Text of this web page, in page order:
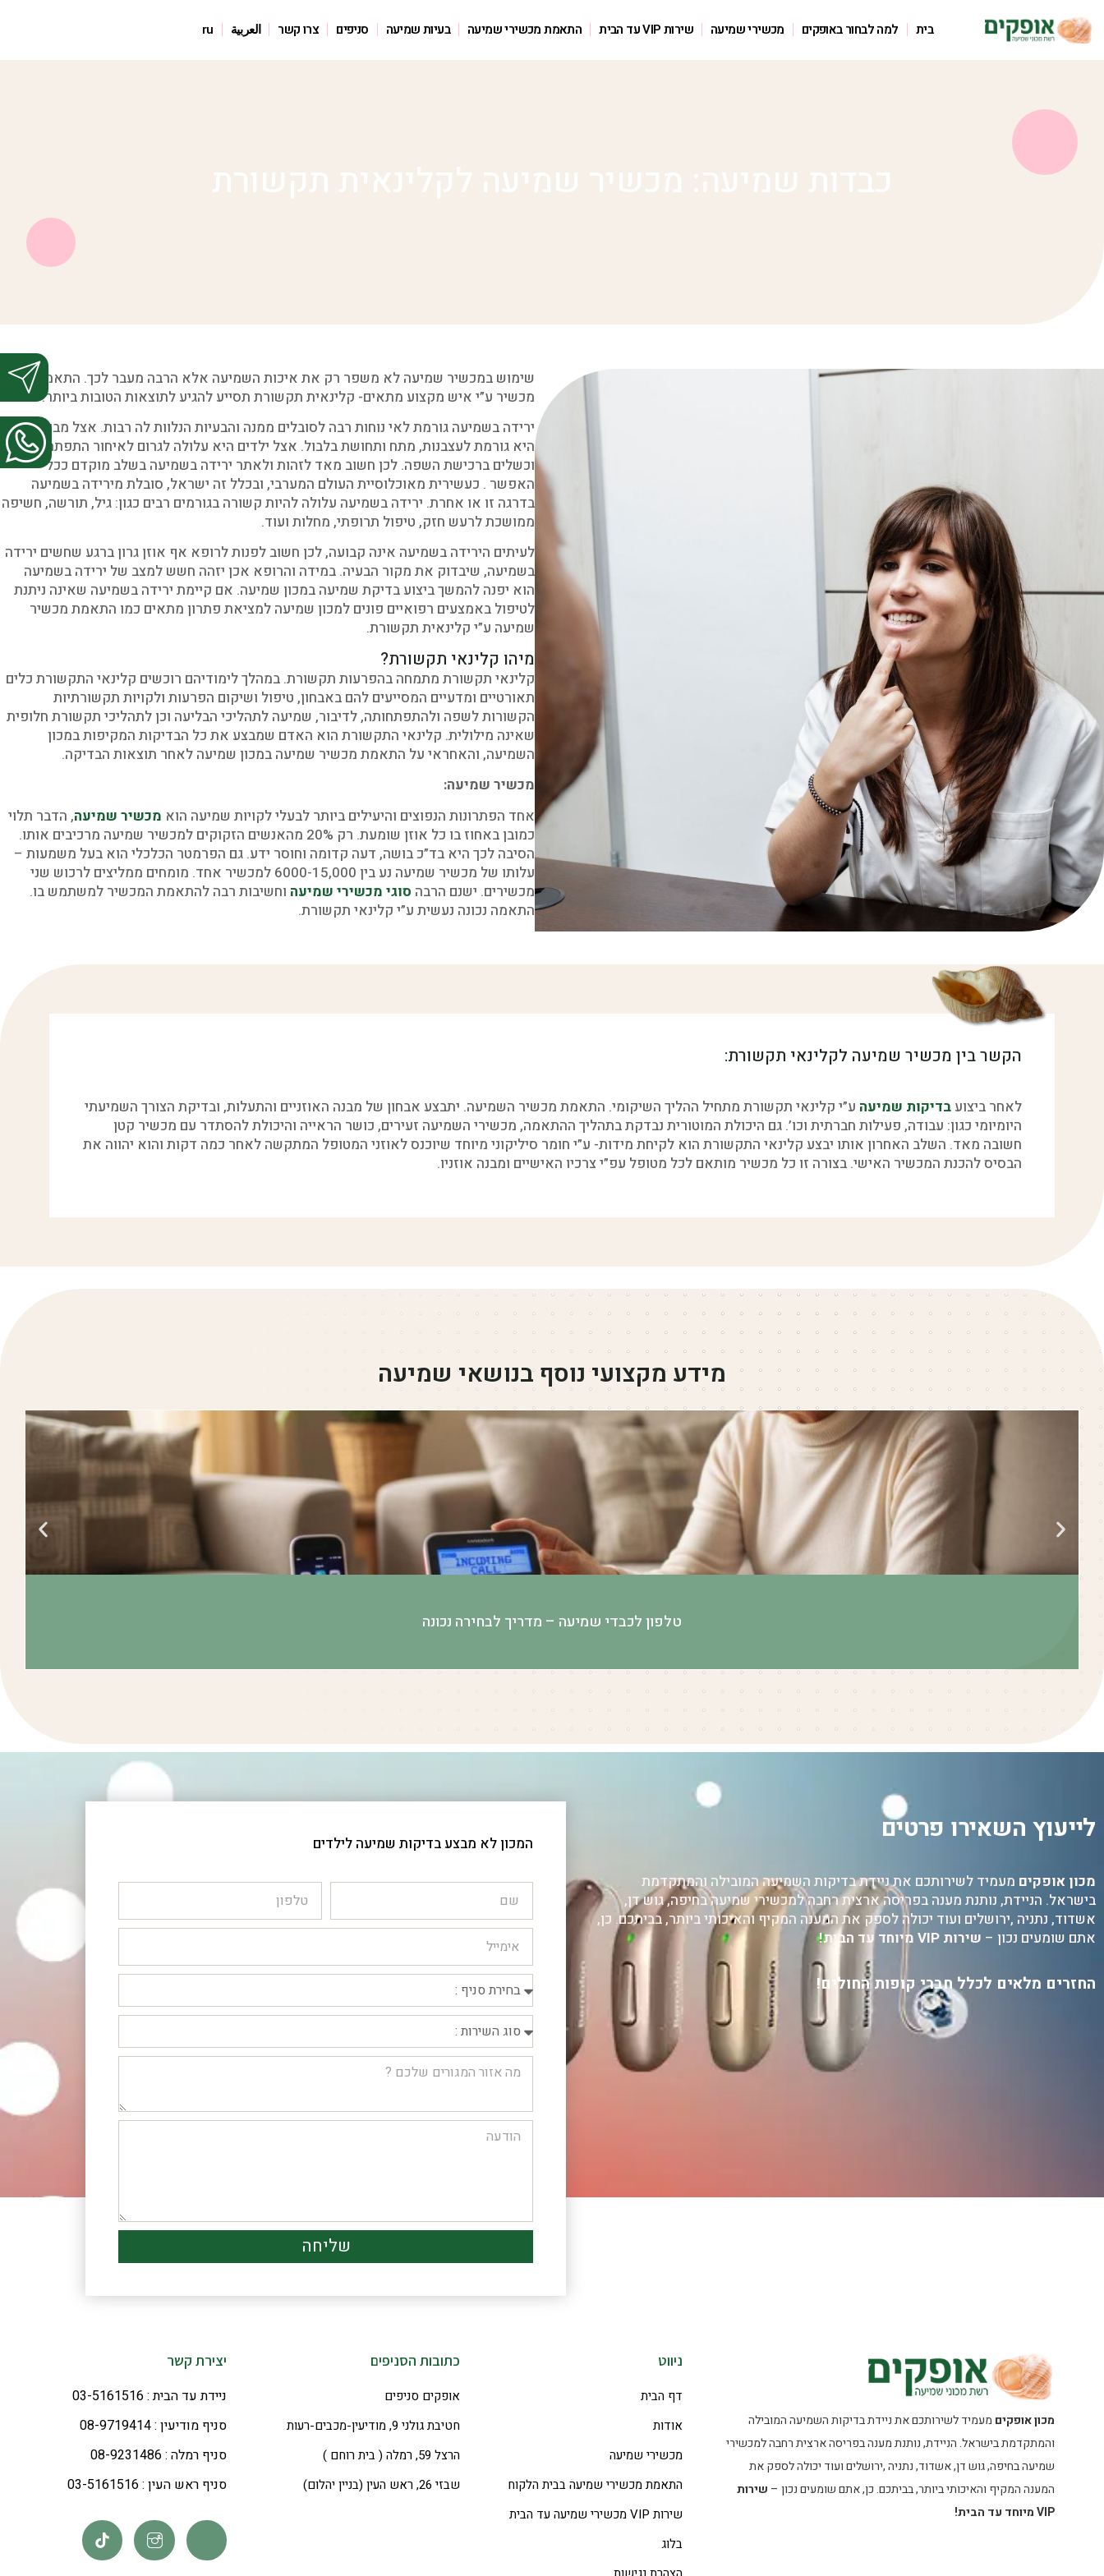
בית למה לבחור באופקים מכשירי שמיעה שירות VIP עד הבית התאמת מכשירי שמיעה בעיות שמיעה סניפים צרו קשר العربية ru
שימוש במכשיר שמיעה לא משפר רק את איכות השמיעה אלא הרבה מעבר לכך. התאמת
מכשיר ע”י איש מקצוע מתאים- קלינאית תקשורת תסייע להגיע לתוצאות הטובות ביותר.
ירידה בשמיעה גורמת לאי נוחות רבה לסובלים ממנה והבעיות הנלוות לה רבות. אצל מבוגרים
היא גורמת לעצבנות, מתח ותחושת בלבול. אצל ילדים היא עלולה לגרום לאיחור התפתחותי
וכשלים ברכישת השפה. לכן חשוב מאד לזהות ולאתר ירידה בשמיעה בשלב מוקדם ככל
האפשר . כעשירית מאוכלוסיית העולם המערבי, ובכלל זה ישראל, סובלת מירידה בשמיעה
בדרגה זו או אחרת. ירידה בשמיעה עלולה להיות קשורה בגורמים רבים כגון: גיל, תורשה, חשיפה
ממושכת לרעש חזק, טיפול תרופתי, מחלות ועוד.
לעיתים הירידה בשמיעה אינה קבועה, לכן חשוב לפנות לרופא אף אוזן גרון ברגע שחשים ירידה
בשמיעה, שיבדוק את מקור הבעיה. במידה והרופא אכן יזהה חשש למצב של ירידה בשמיעה
הוא יפנה להמשך ביצוע בדיקת שמיעה במכון שמיעה. אם קיימת ירידה בשמיעה שאינה ניתנת
לטיפול באמצעים רפואיים פונים למכון שמיעה למציאת פתרון מתאים כמו התאמת מכשיר
שמיעה ע”י קלינאית תקשורת.
מיהו קלינאי תקשורת?
קלינאי תקשורת מתמחה בהפרעות תקשורת. במהלך לימודיהם רוכשים קלינאי התקשורת כלים
תאורטיים ומדעיים המסייעים להם באבחון, טיפול ושיקום הפרעות ולקויות תקשורתיות
הקשורות לשפה ולהתפתחותה, לדיבור, שמיעה לתהליכי הבליעה וכן לתהליכי תקשורת חלופית
שאינה מילולית. קלינאי התקשורת הוא האדם שמבצע את כל הבדיקות המקיפות במכון
השמיעה, והאחראי על התאמת מכשיר שמיעה במכון שמיעה לאחר תוצאות הבדיקה.
מכשיר שמיעה:
אחד הפתרונות הנפוצים והיעילים ביותר לבעלי לקויות שמיעה הוא מכשיר שמיעה, הדבר תלוי
כמובן באחוז בו כל אוזן שומעת. רק 20% מהאנשים הזקוקים למכשיר שמיעה מרכיבים אותו.
הסיבה לכך היא בד”כ בושה, דעה קדומה וחוסר ידע. גם הפרמטר הכלכלי הוא בעל משמעות –
עלותו של מכשיר שמיעה נע בין 6000-15,000 למכשיר אחד. מומחים ממליצים לרכוש שני
מכשירים. ישנם הרבה סוגי מכשירי שמיעה וחשיבות רבה להתאמת המכשיר למשתמש בו.
התאמה נכונה נעשית ע”י קלינאי תקשורת.
הקשר בין מכשיר שמיעה לקלינאי תקשורת:
לאחר ביצוע בדיקות שמיעה ע”י קלינאי תקשורת מתחיל ההליך השיקומי. התאמת מכשיר השמיעה. יתבצע אבחון של מבנה האוזניים והתעלות, ובדיקת הצורך השמיעתי
היומיומי כגון: עבודה, פעילות חברתית וכו’. גם היכולת המוטורית נבדקת בתהליך ההתאמה, מכשירי השמיעה זעירים, כושר הראייה והיכולת להסתדר עם מכשיר קטן
חשובה מאד. השלב האחרון אותו יבצע קלינאי התקשורת הוא לקיחת מידות- ע”י חומר סיליקוני מיוחד שיוכנס לאוזני המטופל המתקשה לאחר כמה דקות והוא יהווה את
הבסיס להכנת המכשיר האישי. בצורה זו כל מכשיר מותאם לכל מטופל עפ”י צרכיו האישיים ומבנה אוזניו.
מידע מקצועי נוסף בנושאי שמיעה
טלפון לכבדי שמיעה – מדריך לבחירה נכונה
לייעוץ השאירו פרטים
מכון אופקים מעמיד לשירותכם את ניידת בדיקות השמיעה המובילה והמתקדמת
בישראל. הניידת, נותנת מענה בפריסה ארצית רחבה למכשירי שמיעה בחיפה, גוש דן,
אשדוד, נתניה ,ירושלים ועוד יכולה לספק את המענה המקיף והאיכותי ביותר, בביתכם. כן,
אתם שומעים נכון – שירות VIP מיוחד עד הבית!
החזרים מלאים לכלל חברי קופות החולים!
המכון לא מבצע בדיקות שמיעה לילדים
שליחה
מכון אופקים מעמיד לשירותכם את ניידת בדיקות השמיעה המובילה
והמתקדמת בישראל. הניידת, נותנת מענה בפריסה ארצית רחבה למכשירי
שמיעה בחיפה, גוש דן, אשדוד, נתניה ,ירושלים ועוד יכולה לספק את
המענה המקיף והאיכותי ביותר, בביתכם. כן, אתם שומעים נכון – שירות
VIP מיוחד עד הבית!
ניווט
דף הבית
אודות
מכשירי שמיעה
התאמת מכשירי שמיעה בבית הלקוח
שירות VIP מכשירי שמיעה עד הבית
בלוג
כתובות הסניפים
אופקים סניפים
חטיבת גולני 9, מודיעין-מכבים-רעות
הרצל 59, רמלה ( בית רוחם )
שבזי 26, ראש העין (בניין יהלום)
יצירת קשר
ניידת עד הבית : 03-5161516
סניף מודיעין : 08-9719414
סניף רמלה : 08-9231486
סניף ראש העין : 03-5161516